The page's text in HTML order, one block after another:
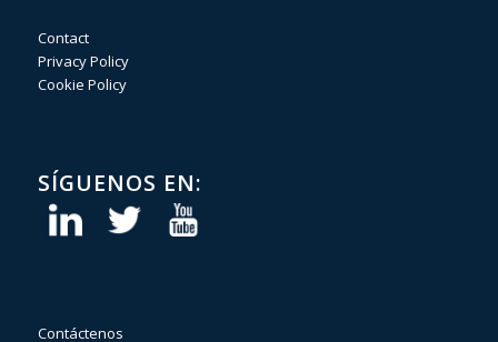
Contact
Privacy Policy
Cookie Policy
SÍGUENOS EN:
Contáctenos